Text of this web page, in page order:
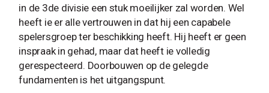
in de 3de divisie een stuk moeilijker zal worden. Wel
heeft ie er alle vertrouwen in dat hij een capabele
spelersgroep ter beschikking heeft. Hij heeft er geen
inspraak in gehad, maar dat heeft ie volledig
gerespecteerd. Doorbouwen op de gelegde
fundamenten is het uitgangspunt.